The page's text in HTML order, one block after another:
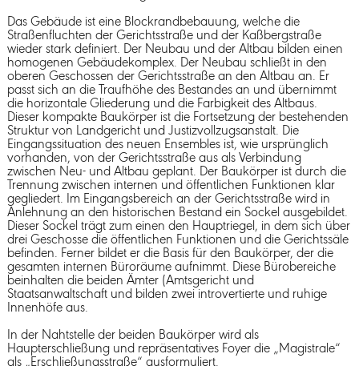
Das Gebäude ist eine Blockrandbebauung, welche die
Straßenfluchten der Gerichtsstraße und der Kaßbergstraße
wieder stark definiert. Der Neubau und der Altbau bilden einen
homogenen Gebäudekomplex. Der Neubau schließt in den
oberen Geschossen der Gerichtsstraße an den Altbau an. Er
passt sich an die Traufhöhe des Bestandes an und übernimmt
die horizontale Gliederung und die Farbigkeit des Altbaus.
Dieser kompakte Baukörper ist die Fortsetzung der bestehenden
Struktur von Landgericht und Justizvollzugsanstalt. Die
Eingangssituation des neuen Ensembles ist, wie ursprünglich
vorhanden, von der Gerichtsstraße aus als Verbindung
zwischen Neu- und Altbau geplant. Der Baukörper ist durch die
Trennung zwischen internen und öffentlichen Funktionen klar
gegliedert. Im Eingangsbereich an der Gerichtsstraße wird in
Anlehnung an den historischen Bestand ein Sockel ausgebildet.
Dieser Sockel trägt zum einen den Hauptriegel, in dem sich über
drei Geschosse die öffentlichen Funktionen und die Gerichtssäle
befinden. Ferner bildet er die Basis für den Baukörper, der die
gesamten internen Büroräume aufnimmt. Diese Bürobereiche
beinhalten die beiden Ämter (Amtsgericht und
Staatsanwaltschaft und bilden zwei introvertierte und ruhige
Innenhöfe aus.
In der Nahtstelle der beiden Baukörper wird als
Haupterschließung und repräsentatives Foyer die „Magistrale“
als „Erschließungsstraße“ ausformuliert.